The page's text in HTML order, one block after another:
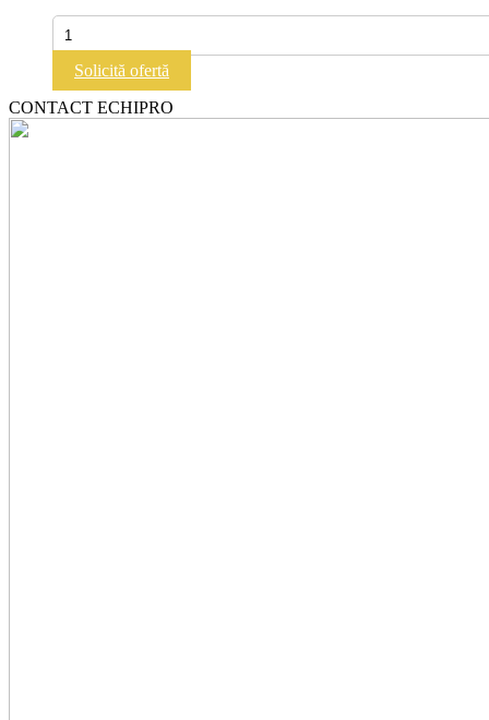
Cantitate
COMAC
ATEX22
40
L|Aspirator
Solicită ofertă
CONTACT ECHIPRO